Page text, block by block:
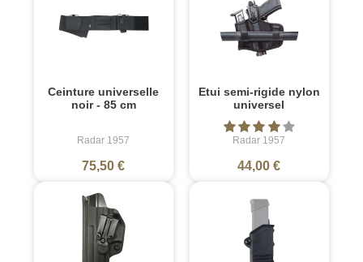
Ceinture universelle
noir - 85 cm
Radar 1957
75,50 €
Etui semi-rigide nylon
universel
Radar 1957
44,00 €